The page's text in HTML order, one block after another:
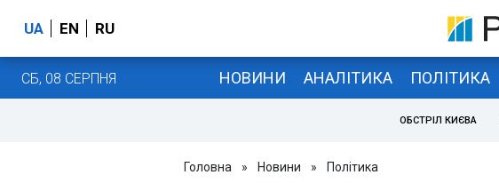
UA EN RU
СБ, 08 СЕРПНЯ НОВИНИ АНАЛІТИКА ПОЛІТИКА
ОБСТРІЛ КИЄВА
Головна » Новини » Політика